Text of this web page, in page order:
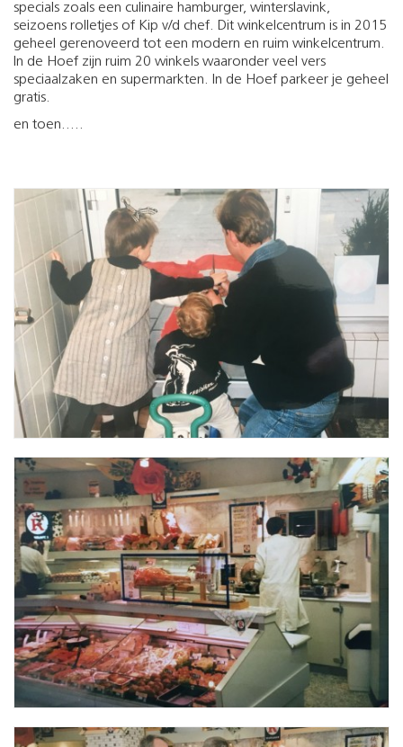
specials zoals een culinaire hamburger, winterslavink,
seizoens rolletjes of Kip v/d chef. Dit winkelcentrum is in 2015
geheel gerenoveerd tot een modern en ruim winkelcentrum.
In de Hoef zijn ruim 20 winkels waaronder veel vers
speciaalzaken en supermarkten. In de Hoef parkeer je geheel
gratis.
en toen.....